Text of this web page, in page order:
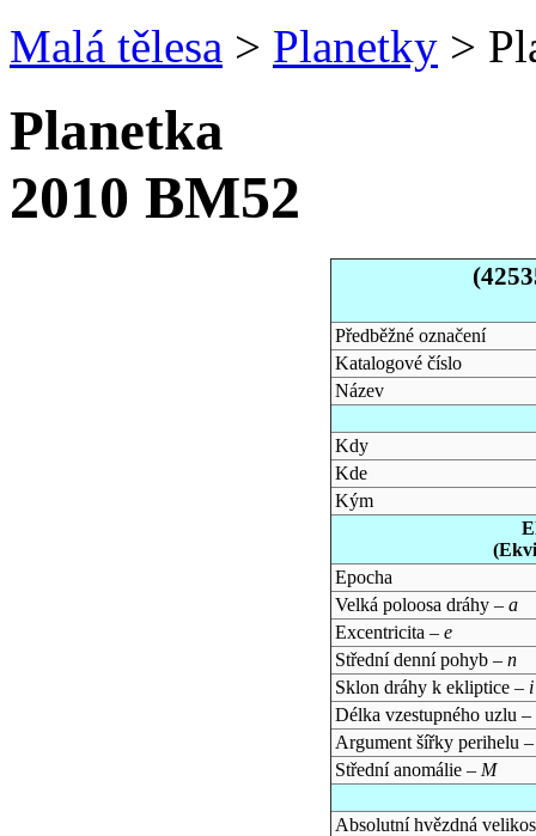
Malá tělesa > Planetky >
Planetka
2010 BM52
Předběžné označení
Katalogové číslo
Název
Kdy
Kde
Kým
Epocha
Velká poloosa dráhy – a
Excentricita – e
Střední denní pohyb – n
Sklon dráhy k ekliptice – i
Délka vzestupného uzlu –
Argument šířky perihelu
Střední anomálie – M
Absolutní hvězdná